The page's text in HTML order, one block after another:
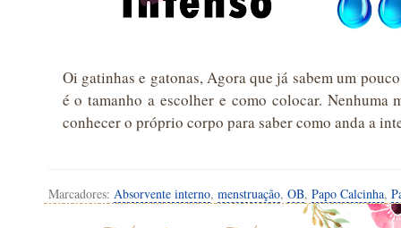
Oi gatinhas e gatonas, Agora que já sabem um
é o tamanho a escolher e como colocar.
conhecer o próprio corpo para saber como anda a
Marcadores: Absorvente interno, menstruação, OB, Papo Calcinha,